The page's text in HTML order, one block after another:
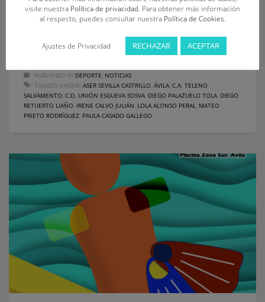
categoría infantil, y el C.D. Unión Esgueva SOSVA, en la cadete,
finalizaron campeones en la clasificación conjunta del XXX
celebrado en el marco de la segunda
PUBLISHED IN DEPORTE NOTICIAS
TAGGED UNDER: ASER SEVILLA CASTRILLO ÁVILA C.A. TELENO
SALVAMENTO C.D. UNIÓN ESGUEVA SOSVA DIEGO PALAZUELO TOLA DIEGO
RETUERTO LIAÑO IRENE CALVO JULIÁN LOLA ALONSO PERAL
MATEO
PRIETO RODRÍGUEZ PAULA CASADO GALLEGO
visite nuestra Política de privacidad. Para obtener más información
al respecto, puedes consultar nuestra Política de Cookies.
Ajustes de Privacidad RECHAZAR ACEPTAR